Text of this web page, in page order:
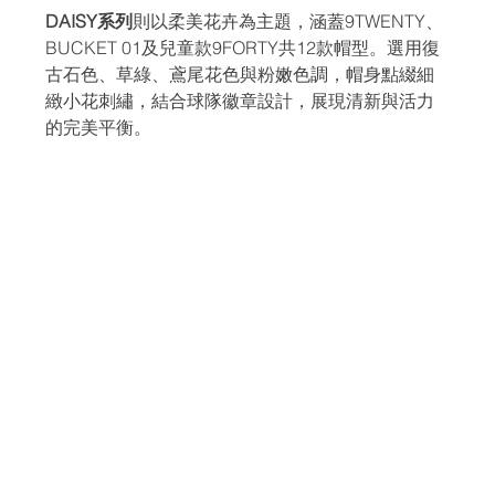
DAISY系列 則以柔美花卉為主題，涵蓋9TWENTY、
BUCKET 01及兒童款9FORTY共12款帽型。選用復
古石色、草綠、鳶尾花色與粉嫩色調，帽身點綴細
緻小花刺繡，結合球隊徽章設計，展現清新與活力
的完美平衡。